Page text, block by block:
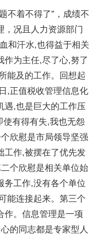
不着不得了”，成绩不
，况且人力资源部门
血和汗水,也得益于相关
作为主任,尽了心,努了
能及的工作。回想起
,正值税收管理信息化
遇,也是巨大的工作压
使有得有失,我也无怨
欣慰是市局领导坚强
工作,被摆在了优先发
个欣慰是相关单位始
务工作,没有各个单位
能连接起来。第三个
作。信息管理是一项
的同志都是专家型人